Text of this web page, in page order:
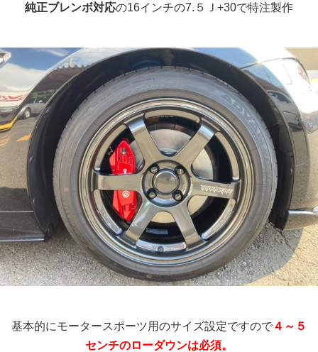
純正ブレンボ対応の16インチの7.５Ｊ+30で特注製作
基本的にモータースポーツ用のサイズ設定ですので４～５
センチのローダウンは必須。